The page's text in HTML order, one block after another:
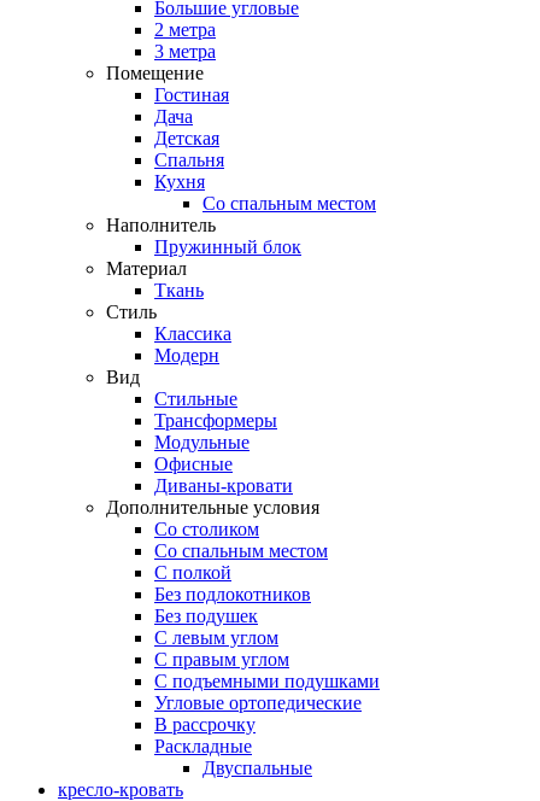
Большие угловые
2 метра
3 метра
Помещение
Гостиная
Дача
Детская
Спальня
Кухня
Со спальным местом
Наполнитель
Пружинный блок
Материал
Ткань
Стиль
Классика
Модерн
Вид
Стильные
Трансформеры
Модульные
Офисные
Диваны-кровати
Дополнительные условия
Со столиком
Со спальным местом
С полкой
Без подлокотников
Без подушек
C левым углом
C правым углом
С подъемными подушками
Угловые ортопедические
В рассрочку
Раскладные
Двуспальные
кресло-кровать